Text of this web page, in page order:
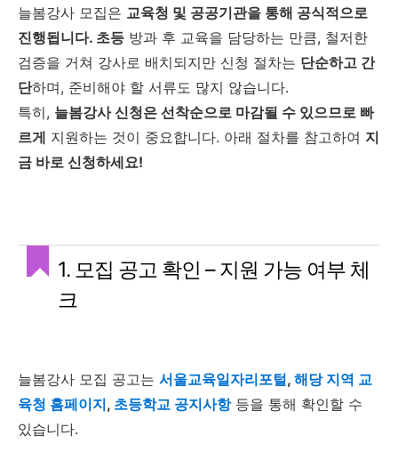
늘봄강사 모집은 교육청 및 공공기관을 통해 공식적으로
진행됩니다. 초등 방과 후 교육을 담당하는 만큼, 철저한
검증을 거쳐 강사로 배치되지만 신청 절차는 단순하고 간
단하며, 준비해야 할 서류도 많지 않습니다.
특히, 늘봄강사 신청은 선착순으로 마감될 수 있으므로 빠
르게 지원하는 것이 중요합니다. 아래 절차를 참고하여 지
금 바로 신청하세요!
1. 모집 공고 확인 – 지원 가능 여부 체
크
늘봄강사 모집 공고는 서울교육일자리포털, 해당 지역 교
육청 홈페이지, 초등학교 공지사항등을 통해 확인할 수
있습니다.